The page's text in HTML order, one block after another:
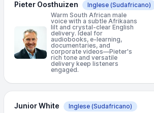
Pieter Oosthuizen Inglese (Sudafricano)
Warm South African male
voice with a subtle Afrikaans
lilt and crystal-clear English
delivery. Ideal for
audiobooks, e-learning,
documentaries, and
corporate videos—Pieter's
rich tone and versatile
delivery keep listeners
engaged.
Junior White Inglese (Sudafricano)